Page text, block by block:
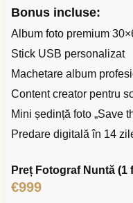
Bonus incluse:
Album foto premium
Stick USB personalizat
Machetare album
Content creator pentru
Mini ședință foto „Save
Predare digitală în 14
Preț Fotograf Nuntă (1
€999